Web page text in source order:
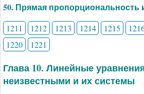
50. Прямая пропорциональность
1211 1212 1213 1214 1215
1220
1221
Глава 10. Линейные
неизвестными и их системы